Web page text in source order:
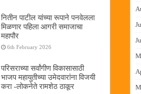
नितीन पाटील यांच्या रूपाने पनवेलला
मिळणार पहिला आगरी समाजाचा
महापौर
6th February 2026
परिसराच्या सर्वांगीण विकासासाठी
भाजप महायुतीच्या उमेदवारांना विजयी
करा -लोकनेते रामशेठ ठाकूर